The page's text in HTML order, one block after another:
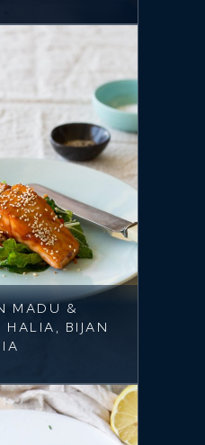
MADU &
HALIA, BIJAN